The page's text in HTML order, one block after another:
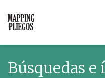
Búsquedas e